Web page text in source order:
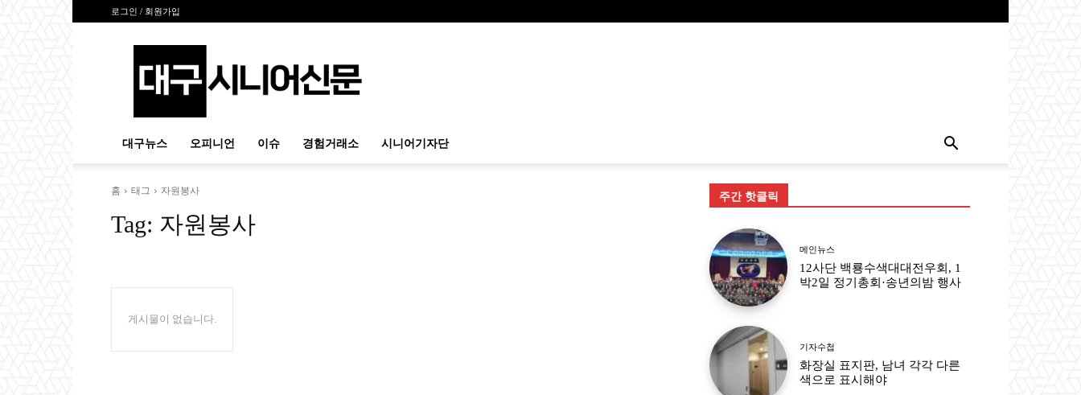
로그인 / 회원가입
시
대구뉴스 오피니언 이슈 경험거래소 시니어기자단
홈 태그 자원봉사
Tag: 자원봉사
게시물이 없습니다.
주간 핫클릭
메인뉴스
12사단 백룡수색대대전우회, 1
박2일 정기총회·송년의밤 행사
기자수첩
화장실 표지판, 남녀 각각 다른
색으로 표시해야